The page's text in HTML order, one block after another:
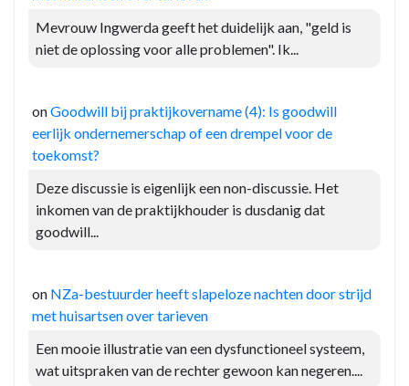
Mevrouw Ingwerda geeft het duidelijk aan, "geld is
niet de oplossing voor alle problemen". Ik...
onGoodwill bij praktijkovername (4): Is goodwill
eerlijk ondernemerschap of een drempel voor de
toekomst?
Deze discussie is eigenlijk een non-discussie. Het
inkomen van de praktijkhouder is dusdanig dat
goodwill...
on NZa-bestuurder heeft slapeloze nachten door strijd
met huisartsen over tarieven
Een mooie illustratie van een dysfunctioneel systeem,
wat uitspraken van de rechter gewoon kan negeren....